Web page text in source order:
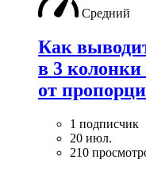
Средний
Как
в 3 колонки
от
1 подписчик
20 июл.
210